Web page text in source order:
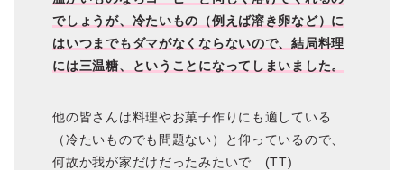
でしょうが、冷たいもの（例えば溶き卵など）に
はいつまでもダマがなくならないので、結局料理
には三温糖、ということになってしまいました。
他の皆さんは料理やお菓子作りにも適している
（冷たいものでも問題ない）と仰っているので、
何故か我が家だけだったみたいで…(TT)